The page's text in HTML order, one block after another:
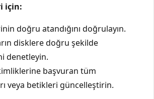
için:
doğru atandığını doğrulayın.
disklere doğru şekilde
denetleyin.
başvuran tüm
veya betikleri güncelleştirin.